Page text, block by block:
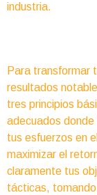
industria.
Para transformar
resultados
tres principios
adecuados
tus esfuerzos en
maximizar el
claramente tus
tácticas,